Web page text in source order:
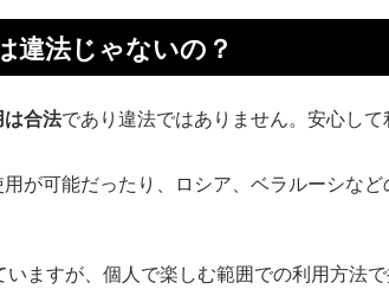
違法じゃないの？
は合法であり違法ではありません。安心して
が可能だったり、ロシア、ベラルーシな
ますが、個人で楽しむ範囲での利用方法